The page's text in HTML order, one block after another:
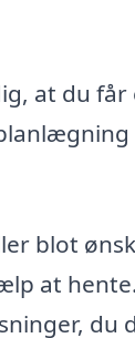
at du
blot
at
du